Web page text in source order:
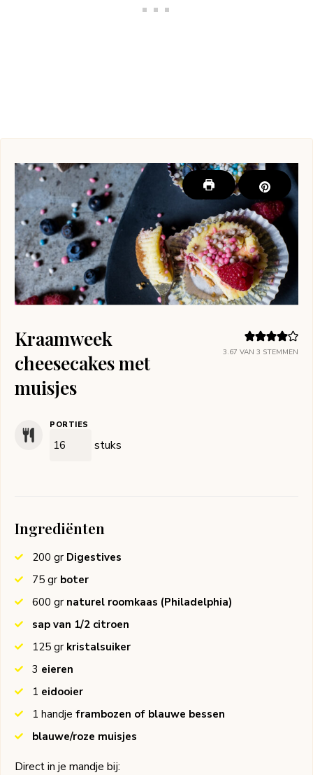
3.67 VAN 3 STEMMEN
Kraamweek
cheesecakes met
muisjes
PORTIES
stuks
Ingrediënten
200 gr Digestives
75 gr boter
600 gr naturel roomkaas (Philadelphia)
sap van 1/2 citroen
125 gr kristalsuiker
3 eieren
1 eidooier
1 handje frambozen of blauwe bessen
blauwe/roze muisjes
Direct in je mandje bij: